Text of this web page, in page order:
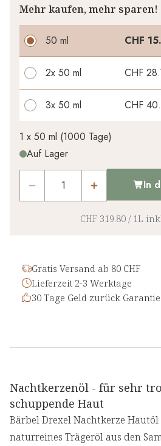
Mehr kaufen, mehr sparen!
50 ml CHF
2x 50 ml CHF
3x 50 ml CHF
Ihr persönlicher
1x
1 x 50 ml (1000 Tage)
Auf Lager
In
CHF 319.80 / 1L
Gratis Versand ab 80 CHF
Lieferzeit 2-3 Werktage
30 Tage Geld zurück Garantie
Nachtkerzenöl - für sehr
schuppende Haut
Bärbel Drexel Nachtkerze
naturreines Trägeröl aus den